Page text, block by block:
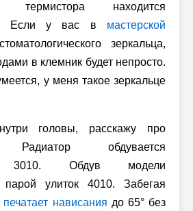
находится
Если у вас в мастерской
зеркальца,
в клемник будет непросто.
у меня такое зеркальце
головы, расскажу про
Радиатор обдувается
3010. Обдув модели
парой улиток 4010. Забегая
печатает нависания до 65° без